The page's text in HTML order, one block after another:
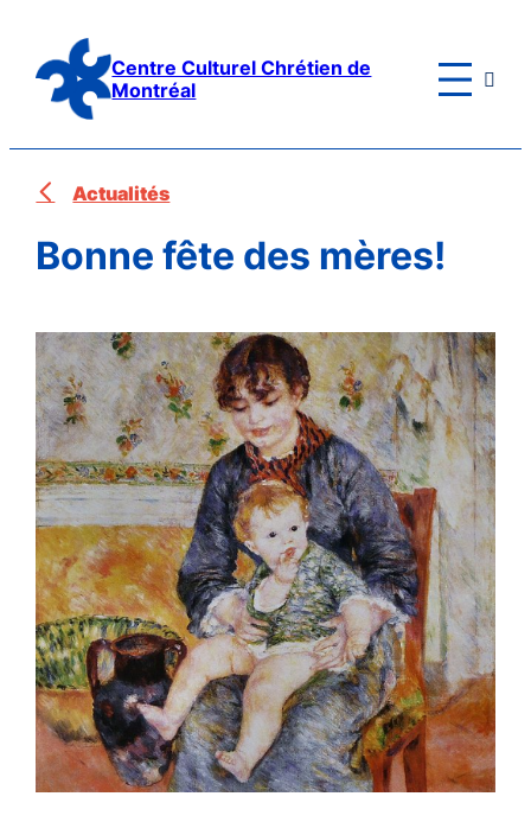
contenu
Centre Culturel Chrétien de
Montréal

Actualités
Bonne fête des mères!